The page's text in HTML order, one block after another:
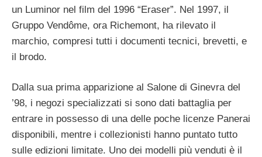
un Luminor nel film del 1996 “Eraser”. Nel 1997, il
Gruppo Vendôme, ora Richemont, ha rilevato il
marchio, compresi tutti i documenti tecnici, brevetti, e
il brodo.
Dalla sua prima apparizione al Salone di Ginevra del
’98, i negozi specializzati si sono dati battaglia per
entrare in possesso di una delle poche licenze Panerai
disponibili, mentre i collezionisti hanno puntato tutto
sulle edizioni limitate. Uno dei modelli più venduti è il